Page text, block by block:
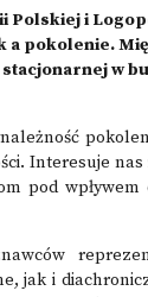
Polskiej i
pokolenie.
w
Interesuje nas
pod
jak i